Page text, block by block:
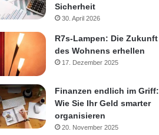
Sicherheit
30. April 2026
R7s-Lampen: Die Zukunft
des Wohnens erhellen
17. Dezember 2025
Finanzen endlich im Griff:
Wie Sie Ihr Geld smarter
organisieren
20. November 2025